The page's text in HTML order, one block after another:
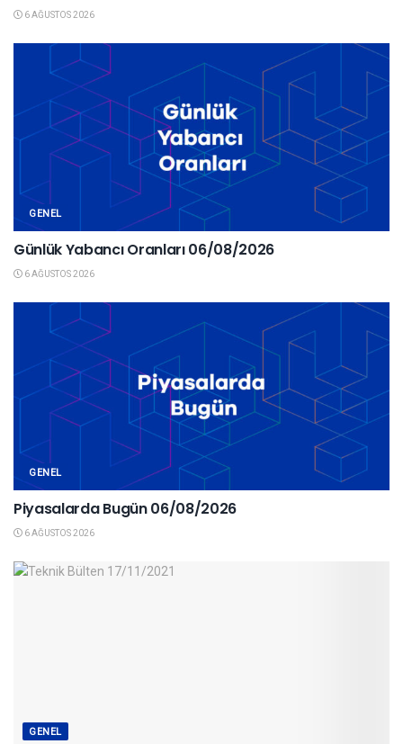
6 AĞUSTOS 2026
GENEL
Günlük Yabancı Oranları 06/08/2026
6 AĞUSTOS 2026
GENEL
Piyasalarda Bugün 06/08/2026
6 AĞUSTOS 2026
GENEL